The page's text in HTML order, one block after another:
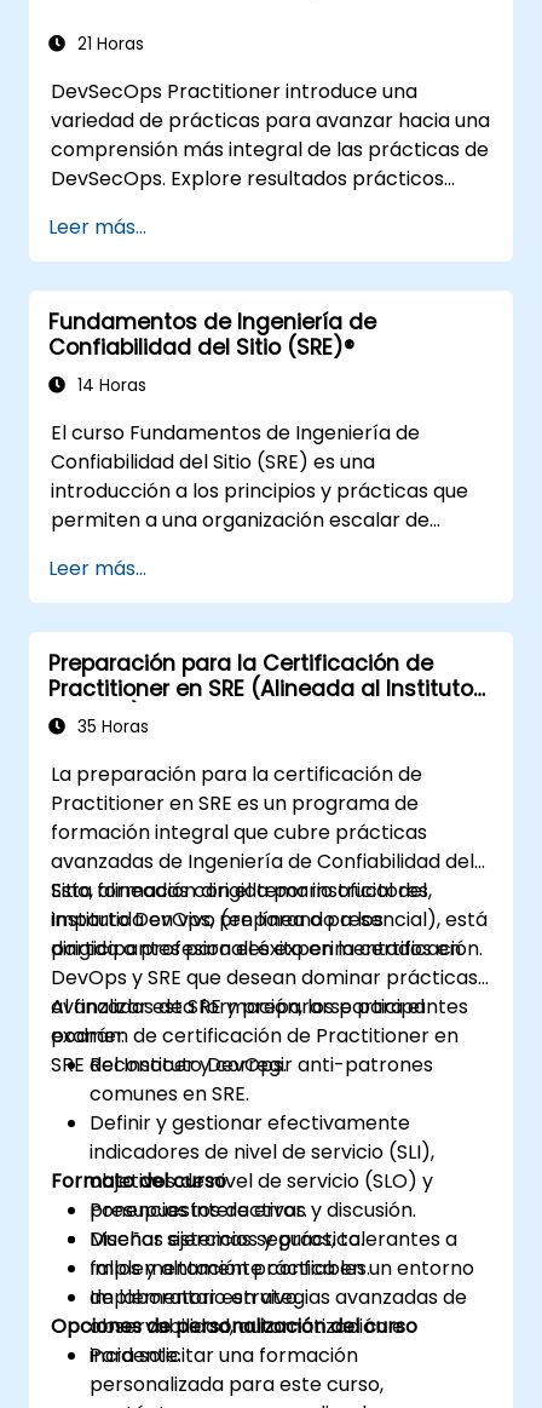
21 Horas
DevSecOps Practitioner introduce una
variedad de prácticas para avanzar hacia una
comprensión más integral de las prácticas de
DevSecOps. Explore resultados prácticos
personas, construyendo procesos para
acelerar el valor y comparando las opciones
tecnológicas disponibles hoy en día. Dirigido a
organizaciones que se han transformado
recientemente y buscan mejorar sus
habilidades y conciencia en DevSecOps.
Leer más...
Fundamentos de Ingeniería de
Confiabilidad del Sitio (SRE)®
14 Horas
El curso Fundamentos de Ingeniería de
Confiabilidad del Sitio (SRE) es una
introducción a los principios y prácticas que
permiten a una organización escalar de
críticos. Introducir una dimensión de
confiabilidad del sitio requiere una
reorientación organizacional, un nuevo
enfoque en la ingeniería y la automatización, y
la adopción de diversos paradigmas de
trabajo innovadores.
Leer más...
Preparación para la Certificación de
Practitioner en SRE (Alineada al Instituto
DevOps)
35 Horas
La preparación para la certificación de
Practitioner en SRE es un programa de
formación integral que cubre prácticas
avanzadas de Ingeniería de Confiabilidad del
Sitio, alineadas con el temario oficial del
Instituto DevOps, preparando a los
participantes para el éxito en la certificación.
Esta formación dirigida por instructores,
impartida en vivo (en línea o presencial), está
dirigida a profesionales experimentados en
DevOps y SRE que desean dominar prácticas
avanzadas de SRE y prepararse para el
examen de certificación de Practitioner en
SRE del Instituto DevOps.
Al finalizar esta formación, los participantes
podrán:
Reconocer y corregir anti-patrones
comunes en SRE.
Definir y gestionar efectivamente
indicadores de nivel de servicio (SLI),
objetivos de nivel de servicio (SLO) y
presupuestos de error.
Diseñar sistemas seguros, tolerantes a
fallos y altamente confiables.
Implementar estrategias avanzadas de
observabilidad, automatización e
incidente.
Formato del curso
Ponencias interactivas y discusión.
Muchas ejercicios y práctica.
Implementación práctica en un entorno
de laboratorio en vivo.
Opciones de personalización del curso
Para solicitar una formación
personalizada para este curso,